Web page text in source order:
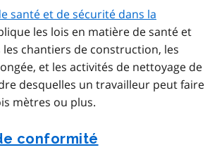
santé et de sécurité dans la
les lois en matière de santé et
chantiers de construction, les
et les activités de nettoyage de
desquelles un travailleur peut faire
mètres ou plus.
conformité